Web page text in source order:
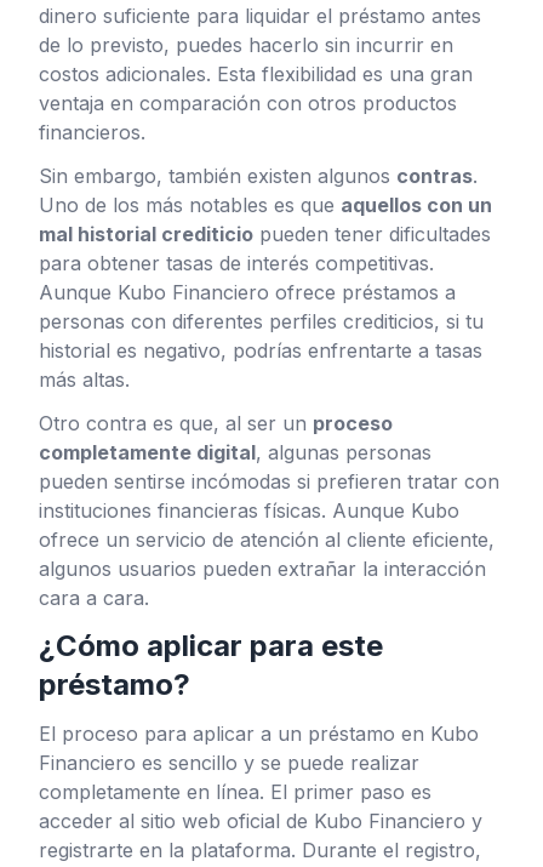
dinero suficiente para liquidar el préstamo antes
de lo previsto, puedes hacerlo sin incurrir en
costos adicionales. Esta flexibilidad es una gran
ventaja en comparación con otros productos
financieros.
Sin embargo, también existen algunos contras.
Uno de los más notables es que aquellos con un
mal historial crediticio pueden tener dificultades
para obtener tasas de interés competitivas.
Aunque Kubo Financiero ofrece préstamos a
personas con diferentes perfiles crediticios, si tu
historial es negativo, podrías enfrentarte a tasas
más altas.
Otro contra es que, al ser un proceso
completamente digital, algunas personas
pueden sentirse incómodas si prefieren tratar con
instituciones financieras físicas. Aunque Kubo
ofrece un servicio de atención al cliente eficiente,
algunos usuarios pueden extrañar la interacción
cara a cara.
¿Cómo aplicar para este
préstamo?
El proceso para aplicar a un préstamo en Kubo
Financiero es sencillo y se puede realizar
completamente en línea. El primer paso es
acceder al sitio web oficial de Kubo Financiero y
registrarte en la plataforma. Durante el registro,